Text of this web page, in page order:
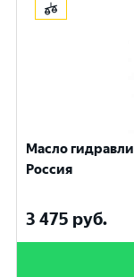
Масло
Россия
3 475 руб.